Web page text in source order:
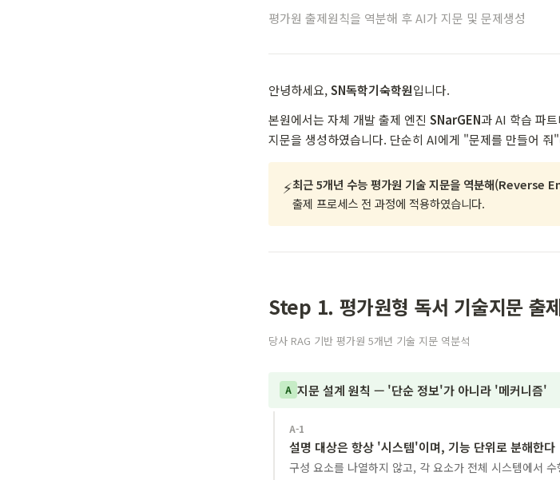
평가원 출제원칙을 역분해 후 AI가 지문 및 문제생성
안녕하세요,SN독학기숙학원입니다.
본원에서는 자체 개발 출제 엔진 SNarGEN과 AI 학습 파트
지문을 생성하였습니다. 단순히 AI에게 "문제를 만들어 줘
⚡최근 5개년 수능 평가원 기술 지문을 역분해(Reverse
출제 프로세스 전 과정에 적용하였습니다.
Step 1. 평가원형 독서 기술지문 출
당사 RAG 기반 평가원 5개년 기술 지문 역분석
A 지문 설계 원칙 — '단순 정보'가 아니라 '메커니즘'
A-1
설명 대상은 항상 '시스템'이며, 기능 단위로 분해한다
구성 요소를 나열하지 않고, 각 요소가 전체 시스템에서 수